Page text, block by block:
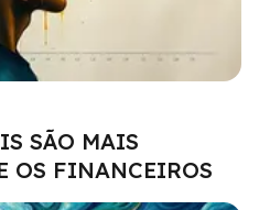
SÃO MAIS
OS FINANCEIROS